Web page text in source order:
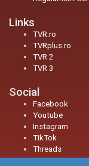
Links
TVR.ro
TVRplus.ro
TVR 2
TVR 3
Social
Facebook
Youtube
Instagram
TikTok
Threads